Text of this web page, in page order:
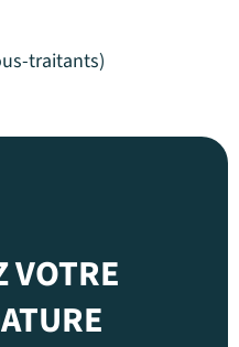
traitants)
VOTRE